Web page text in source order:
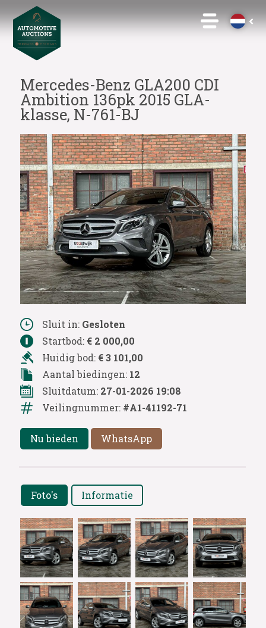
Mercedes-Benz GLA200 CDI
Ambition 136pk 2015 GLA-
klasse, N-761-BJ
Sluit in: Gesloten
Startbod: € 2 000,00
Huidig bod: € 3 101,00
Aantal biedingen: 12
Sluitdatum: 27-01-2026 19:08
Veilingnummer: #A1-41192-71
Nu bieden WhatsApp
Foto's Informatie